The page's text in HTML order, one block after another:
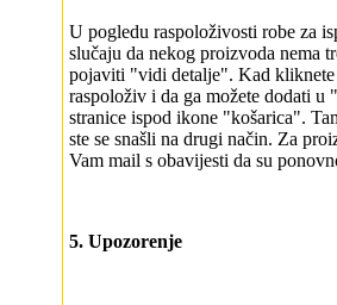
U pogledu raspoloživosti robe za
slučaju da nekog proizvoda nema
pojaviti "vidi detalje". Kad kliknete
raspoloživ i da ga možete dodati
stranice ispod ikone "košarica".
ste se snašli na drugi način. Za
Vam mail s obavijesti da su
5. Upozorenje